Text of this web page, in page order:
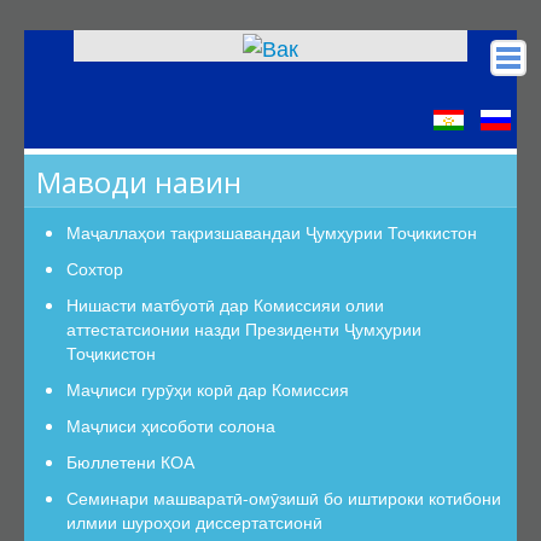
КОА
Низомномаҳо
Шуъбаи аттестатсионӣ
Шуъбаҳои аттестатсионии илмӣ
Дастурамалҳои вазифавии кормандони шуъба
Раёсат
Аъзои Раёсат
Маводи навин
Маҷаллаҳои тақризшавандаи Ҷумҳурии Тоҷикистон
Сохтор
Нишасти матбуотӣ дар Комиссияи олии
аттестатсионии назди Президенти Ҷумҳурии
Тоҷикистон
Маҷлиси гурӯҳи корӣ дар Комиссия
Маҷлиси ҳисоботи солона
Бюллетени КОА
Семинари машваратӣ-омӯзишӣ бо иштироки котибони
илмии шуроҳои диссертатсионӣ